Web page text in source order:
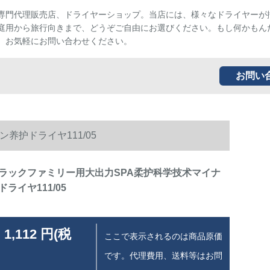
門代理販売店、ドライヤーショップ。当店には、様々なドライヤーが
用から旅行向きまで、どうぞご自由にお選びください。もし何かもん
お気軽にお問い合わせください。
お問い
养护ドライヤ111/05
ックファミリー用大出力SPA柔护科学技术マイナ
ライヤ111/05
1,112 円(税
ここで表示されるのは商品原価
です。代理費用、送料等はお問